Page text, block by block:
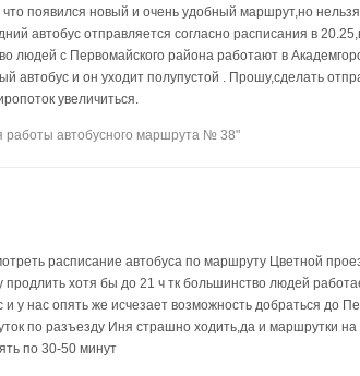
появился новый и очень удобный маршрут,но
автобус отправляется согласно расписания в
людей с Первомайского района работают в
автобус и он уходит полупустой . Прошу,сделать
увеличиться.
работы автобусного маршрута № 38"
расписание автобуса по маршруту Цветной
продлить хотя бы до 21 ч тк большинство людей
у нас опять же исчезает возможность добраться до
по разъезду Иня страшно ходить,да и маршрутки
по 30-50 минут